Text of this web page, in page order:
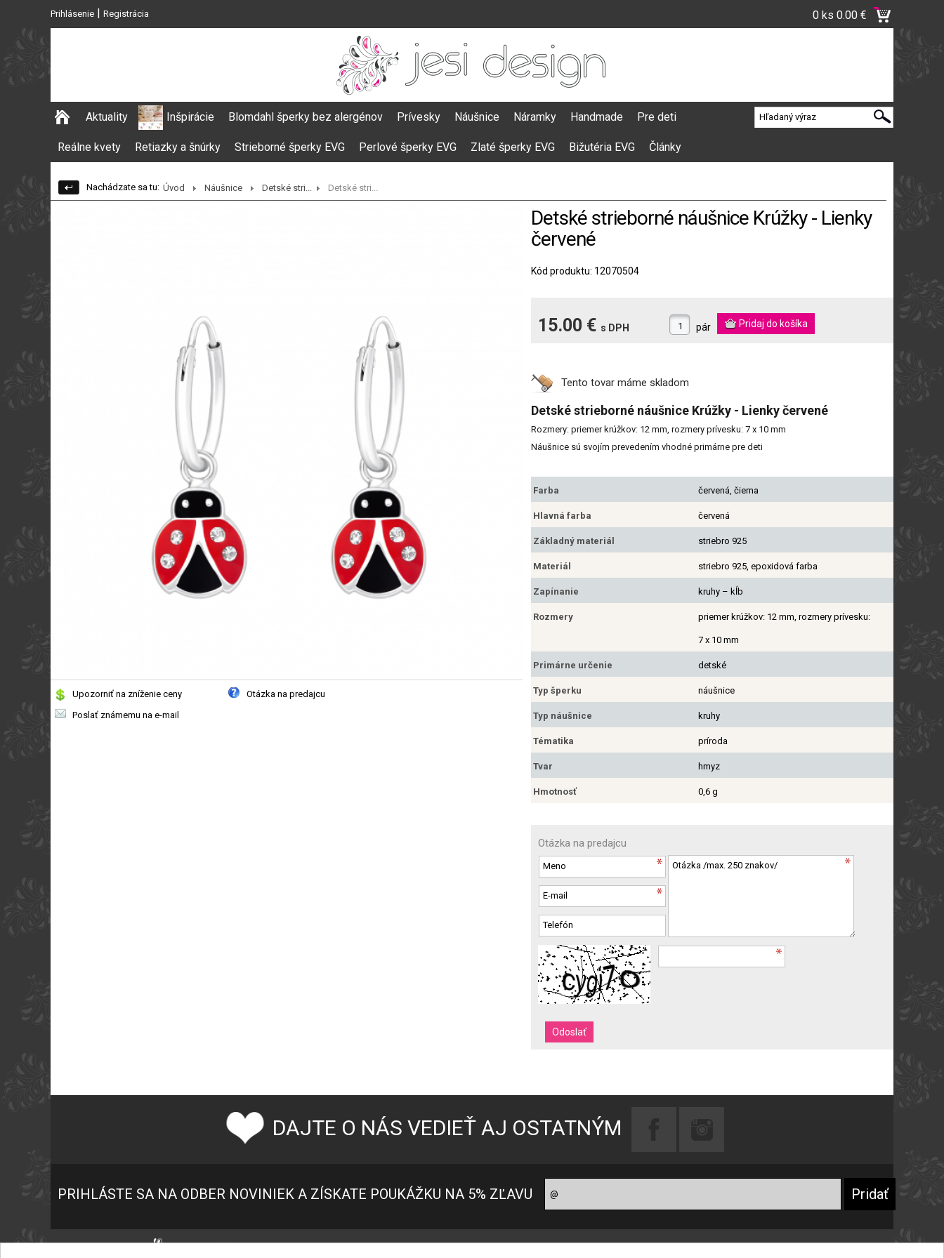
Prihlásenie | Registrácia 0 ks 0.00 €
Aktuality Inšpirácie Blomdahl šperky bez alergénov Prívesky Náušnice Náramky Handmade Pre deti
Reálne kvety Retiazky a šnúrky Strieborné šperky EVG Perlové šperky EVG Zlaté šperky EVG Bižutéria EVG Články
Nachádzate sa tu: Úvod Náušnice Detské stri... Detské stri...
Upozorniť na zníženie ceny
Otázka na predajcu
Poslať známemu na e-mail
Detské strieborné náušnice Krúžky - Lienky
červené
Kód produktu: 12070504
15.00 € s DPH pár
Tento tovar máme skladom
Detské strieborné náušnice Krúžky - Lienky červené
Rozmery: priemer krúžkov: 12 mm, rozmery prívesku: 7 x 10 mm
Náušnice sú svojím prevedením vhodné primárne pre deti
Farba červená, čierna
Hlavná farba červená
Základný materiál striebro 925
Materiál striebro 925, epoxidová farba
Zapínanie kruhy – kĺb
Rozmery priemer krúžkov: 12 mm, rozmery prívesku:
7 x 10 mm
Primárne určenie detské
Typ šperku náušnice
Typ náušnice kruhy
Tématika príroda
Tvar hmyz
Hmotnosť 0,6 g
Otázka na predajcu
DAJTE O NÁS VEDIEŤ AJ OSTATNÝM
PRIHLÁSTE SA NA ODBER NOVINIEK A ZÍSKATE POUKÁŽKU NA 5% ZĽAVU